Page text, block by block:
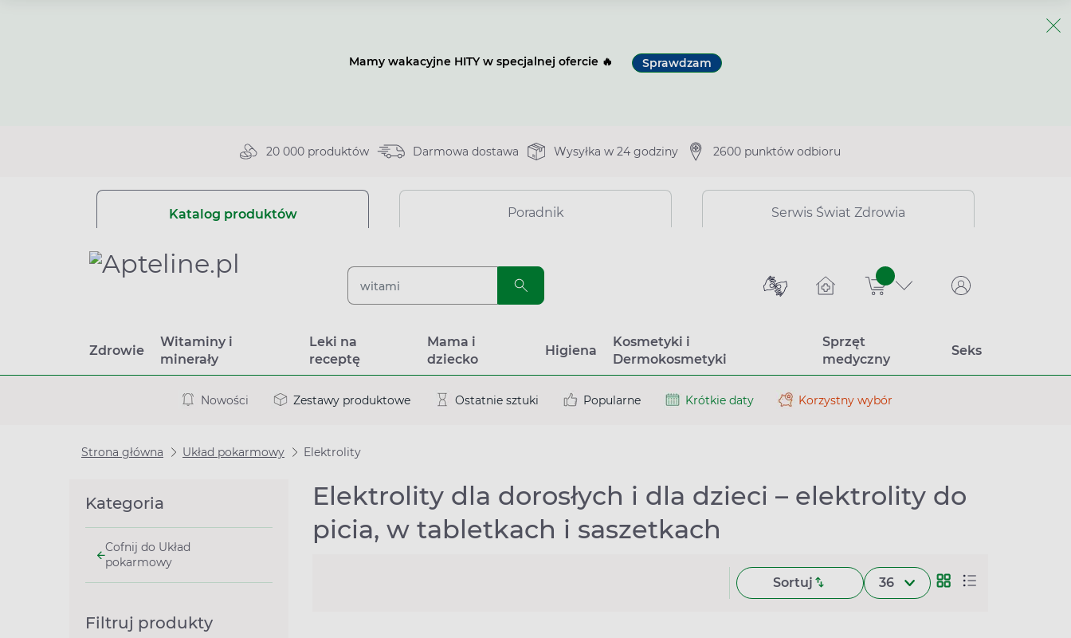
Mamy wakacyjne HITY w specjalnej ofercie 🔥 Sprawdzam
20 000 produktów Darmowa dostawa Wysyłka w 24 godziny 2600 punktów odbioru
Katalog produktów Poradnik Serwis Świat Zdrowia
sztuk
Zdrowie
Witaminy i
minerały
Leki na
receptę
Mama i
dziecko
Higiena
Kosmetyki i
Dermokosmetyki
Sprzęt
medyczny
Seks
Nowości Zestawy produktowe Ostatnie sztuki Popularne Krótkie daty Korzystny wybór
Strona główna Układ pokarmowy Elektrolity
Kategoria
Cofnij do Układ
pokarmowy
Filtruj produkty
Elektrolity dla dorosłych i dla dzieci – elektrolity do
picia, w tabletkach i saszetkach
Sortuj 36